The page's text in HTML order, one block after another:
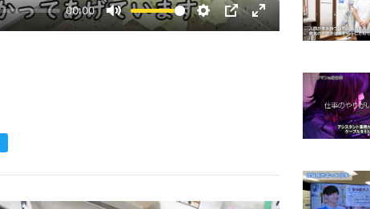
00:00
Mute Settings
PIP
Enter
fullscreen